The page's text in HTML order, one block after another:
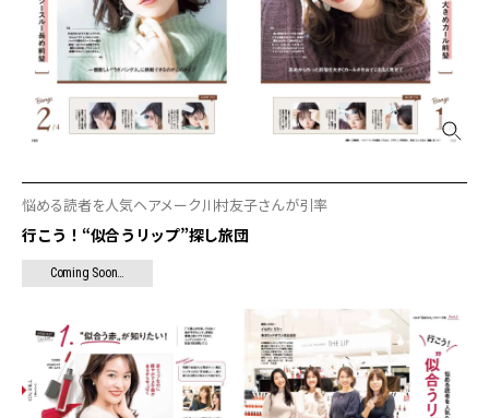
悩める読者を人気ヘアメーク川村友子さんが引率
行こう！“似合うリップ”探し旅団
Coming Soon…